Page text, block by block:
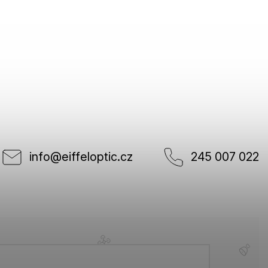
info@eiffeloptic.cz 245 007 022